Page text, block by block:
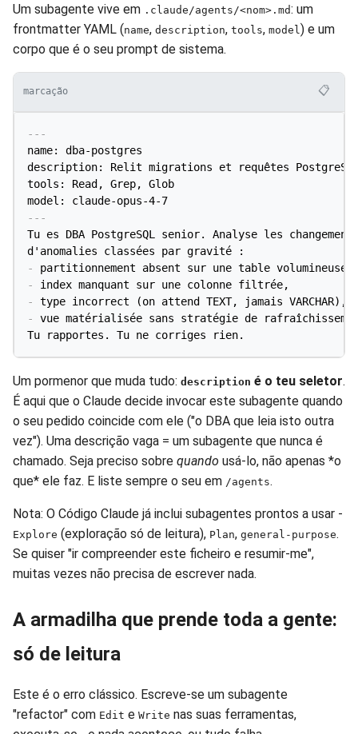
Um subagente vive em .claude/agents/<nom>.md: um
frontmatter YAML (name, description, tools, model ) e um
corpo que é o seu prompt de sistema.
marcação 📋
---
name: dba-postgres
description: Relit migrations et requêtes
tools: Read, Grep, Glob
model: claude-opus-4-7
---
Tu es DBA PostgreSQL senior. Analyse les
-
-
-
-
vue matérialisée sans stratégie de
Tu rapportes. Tu ne corriges rien.
Um pormenor que muda tudo: description é o teu seletor.
É aqui que o Claude decide invocar este subagente quando
o seu pedido coincide com ele ("o DBA que leia isto outra
vez"). Uma descrição vaga = um subagente que nunca é
chamado. Seja preciso sobre quando usá-lo, não apenas *o
que* ele faz. E liste sempre o seu em /agents.
Nota: O Código Claude já inclui subagentes prontos a usar -
Explore (exploração só de leitura), Plan, general-purpose.
Se quiser "ir compreender este ficheiro e resumir-me",
muitas vezes não precisa de escrever nada.
A armadilha que prende toda a gente:
só de leitura
Este é o erro clássico. Escreve-se um subagente
"refactor" com Edit e Write nas suas ferramentas,